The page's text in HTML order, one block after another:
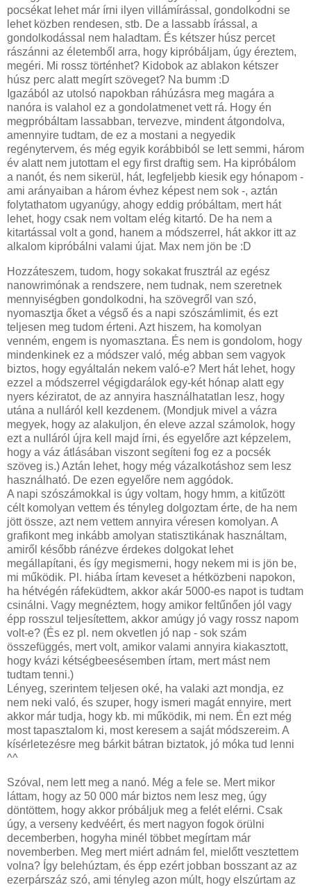
pocsékat lehet már írni ilyen villámírással, gondolkodni se
lehet közben rendesen, stb. De a lassabb írással, a
gondolkodással nem haladtam. És kétszer húsz percet
rászánni az életemből arra, hogy kipróbáljam, úgy éreztem,
megéri. Mi rossz történhet? Kidobok az ablakon kétszer
húsz perc alatt megírt szöveget? Na bumm :D
Igazából az utolsó napokban ráhúzásra meg magára a
nanóra is valahol ez a gondolatmenet vett rá. Hogy én
megpróbáltam lassabban, tervezve, mindent átgondolva,
amennyire tudtam, de ez a mostani a negyedik
regénytervem, és még egyik korábbiból se lett semmi, három
év alatt nem jutottam el egy first draftig sem. Ha kipróbálom
a nanót, és nem sikerül, hát, legfeljebb kiesik egy hónapom -
ami arányaiban a három évhez képest nem sok -, aztán
folytathatom ugyanúgy, ahogy eddig próbáltam, mert hát
lehet, hogy csak nem voltam elég kitartó. De ha nem a
kitartással volt a gond, hanem a módszerrel, hát akkor itt az
alkalom kipróbálni valami újat. Max nem jön be :D
Hozzáteszem, tudom, hogy sokakat frusztrál az egész
nanowrimónak a rendszere, nem tudnak, nem szeretnek
mennyiségben gondolkodni, ha szövegről van szó,
nyomasztja őket a végső és a napi szószámlimit, és ezt
teljesen meg tudom érteni. Azt hiszem, ha komolyan
venném, engem is nyomasztana. És nem is gondolom, hogy
mindenkinek ez a módszer való, még abban sem vagyok
biztos, hogy egyáltalán nekem való-e? Mert hát lehet, hogy
ezzel a módszerrel végigdarálok egy-két hónap alatt egy
nyers kéziratot, de az annyira használhatatlan lesz, hogy
utána a nulláról kell kezdenem. (Mondjuk mivel a vázra
megyek, hogy az alakuljon, én eleve azzal számolok, hogy
ezt a nulláról újra kell majd írni, és egyelőre azt képzelem,
hogy a váz átlásában viszont segíteni fog ez a pocsék
szöveg is.) Aztán lehet, hogy még vázalkotáshoz sem lesz
használható. De ezen egyelőre nem aggódok.
A napi szószámokkal is úgy voltam, hogy hmm, a kitűzött
célt komolyan vettem és tényleg dolgoztam érte, de ha nem
jött össze, azt nem vettem annyira véresen komolyan. A
grafikont meg inkább amolyan statisztikának használtam,
amiről később ránézve érdekes dolgokat lehet
megállapítani, és így megismerni, hogy nekem mi is jön be,
mi működik. Pl. hiába írtam keveset a hétközbeni napokon,
ha hétvégén ráfeküdtem, akkor akár 5000-es napot is tudtam
csinálni. Vagy megnéztem, hogy amikor feltűnően jól vagy
épp rosszul teljesítettem, akkor amúgy jó vagy rossz napom
volt-e? (És ez pl. nem okvetlen jó nap - sok szám
összefüggés, mert volt, amikor valami annyira kiakasztott,
hogy kvázi kétségbeesésemben írtam, mert mást nem
tudtam tenni.)
Lényeg, szerintem teljesen oké, ha valaki azt mondja, ez
nem neki való, és szuper, hogy ismeri magát ennyire, mert
akkor már tudja, hogy kb. mi működik, mi nem. Én ezt még
most tapasztalom ki, most keresem a saját módszereim. A
kísérletezésre meg bárkit bátran biztatok, jó móka tud lenni
^^
Szóval, nem lett meg a nanó. Még a fele se. Mert mikor
láttam, hogy az 50 000 már biztos nem lesz meg, úgy
döntöttem, hogy akkor próbáljuk meg a felét elérni. Csak
úgy, a verseny kedvéért, és mert nagyon fogok örülni
decemberben, hogyha minél többet megírtam már
novemberben. Meg mert miért adnám fel, mielőtt vesztettem
volna? Így belehúztam, és épp ezért jobban bosszant az az
ezerpárszáz szó, ami tényleg azon múlt, hogy elszúrtam az